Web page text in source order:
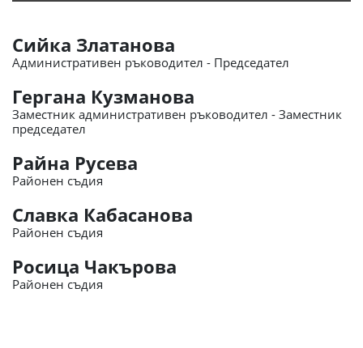
Сийка Златанова
Административен ръководител - Председател
Гергана Кузманова
Заместник административен ръководител - Заместник
председател
Райна Русева
Районен съдия
Славка Кабасанова
Районен съдия
Росица Чакърова
Районен съдия